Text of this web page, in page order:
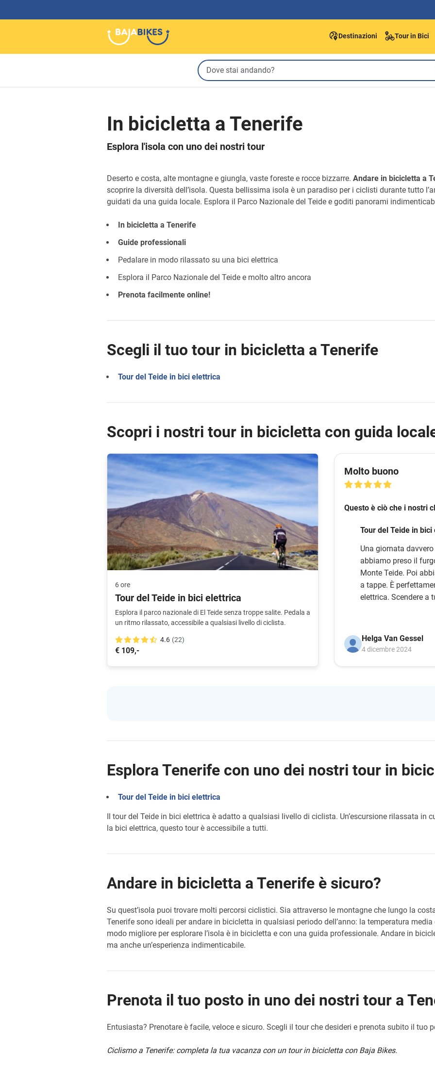
Destinazioni Tour in Bici
In bicicletta a Tenerife
Esplora l'isola con uno dei nostri tour
Deserto e costa, alte montagne e giungla, vaste foreste e rocce bizzarre. Andare in bicicletta a
scoprire la diversità dell’isola. Questa bellissima isola è un paradiso per i ciclisti durante tutto
guidati da una guida locale. Esplora il Parco Nazionale del Teide e goditi panorami
In bicicletta a Tenerife
Guide professionali
Pedalare in modo rilassato su una bici elettrica
Esplora il Parco Nazionale del Teide e molto altro ancora
Prenota facilmente online!
Scegli il tuo tour in bicicletta a Tenerife
Tour del Teide in bici elettrica
Scopri i nostri tour in bicicletta con guida
6 ore
Tour del Teide in bici elettrica
Esplora il parco nazionale di El Teide senza troppe salite. Pedala a
un ritmo rilassato, accessibile a qualsiasi livello di ciclista.
4.6 (22)
€ 109,-
Molto buono
Questo è ciò che i nostri
Tour del Teide in bici
Una giornata
abbiamo preso il
Monte Teide. Poi
a tappe. È
elettrica. Scendere a
furgone.
Helga Van Gessel
4 dicembre 2024
Esplora Tenerife con uno dei nostri tour in
Tour del Teide in bici elettrica
Il tour del Teide in bici elettrica è adatto a qualsiasi livello di ciclista. Un’escursione rilassata in
la bici elettrica, questo tour è accessibile a tutti.
Andare in bicicletta a Tenerife è sicuro?
Su quest’isola puoi trovare molti percorsi ciclistici. Sia attraverso le montagne che lungo la
Tenerife sono ideali per andare in bicicletta in qualsiasi periodo dell’anno: la temperatura media
modo migliore per esplorare l’isola è in bicicletta e con una guida professionale. Andare in
ma anche un’esperienza indimenticabile.
Prenota il tuo posto in uno dei nostri tour a
Entusiasta? Prenotare è facile, veloce e sicuro. Scegli il tour che desideri e prenota subito il tuo
Ciclismo a Tenerife: completa la tua vacanza con un tour in bicicletta con Baja Bikes.